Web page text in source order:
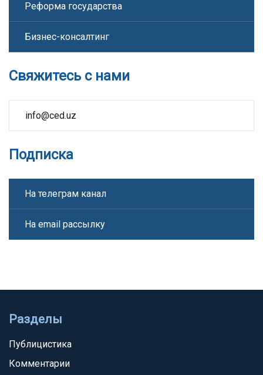
Реформа государства
Бизнес-консалтинг
Свяжитесь с нами
info@ced.uz
Подписка
На телеграм канал
На email рассылку
Разделы
Публицистика
Комментарии